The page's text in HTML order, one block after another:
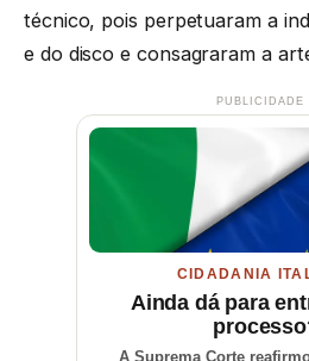
técnico, pois perpetuaram a
e do disco e consagraram a
CIDADANIA
Ainda dá para
A Suprema Corte